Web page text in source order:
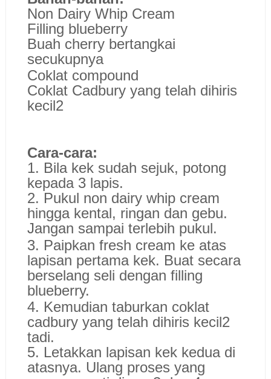
Non Dairy Whip Cream
Filling blueberry
Buah cherry bertangkai
secukupnya
Coklat compound
Coklat Cadbury yang telah dihiris
kecil2
Cara-cara:
1. Bila kek sudah sejuk, potong
kepada 3 lapis.
2. Pukul non dairy whip cream
hingga kental, ringan dan gebu.
Jangan sampai terlebih pukul.
3. Paipkan fresh cream ke atas
lapisan pertama kek. Buat secara
berselang seli dengan filling
blueberry.
4. Kemudian taburkan coklat
cadbury yang telah dihiris kecil2
tadi.
5. Letakkan lapisan kek kedua di
atasnya. Ulang proses yang